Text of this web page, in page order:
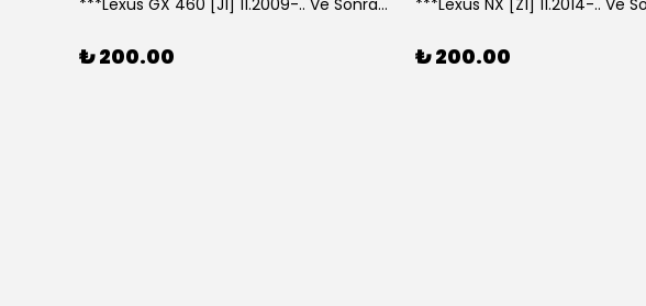
***Lexus GX 460 [J1] 11.2009-.. Ve Sonrası Model Yılları İçin Uyumlu Yeo Arka Silecek
₺ 200.00 ₺ 200.00